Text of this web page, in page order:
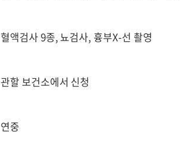
혈액검사 9종, 뇨검사, 흉부X-선 촬영
관할 보건소에서 신청
연중